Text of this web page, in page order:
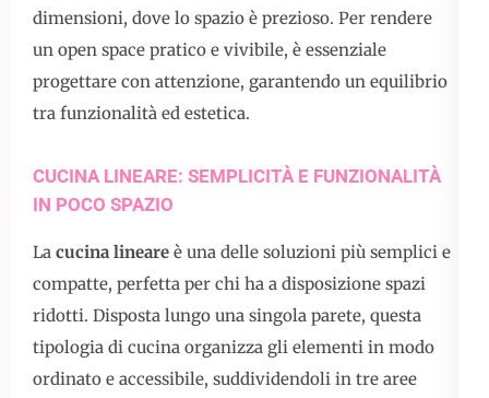
dimensioni, dove lo spazio è prezioso. Per rendere
un open space pratico e vivibile, è essenziale
progettare con attenzione, garantendo un equilibrio
tra funzionalità ed estetica.
CUCINA LINEARE: SEMPLICITÀ E FUNZIONALITÀ
IN POCO SPAZIO
La cucina lineare è una delle soluzioni più semplici e
compatte, perfetta per chi ha a disposizione spazi
ridotti. Disposta lungo una singola parete, questa
tipologia di cucina organizza gli elementi in modo
ordinato e accessibile, suddividendoli in tre aree